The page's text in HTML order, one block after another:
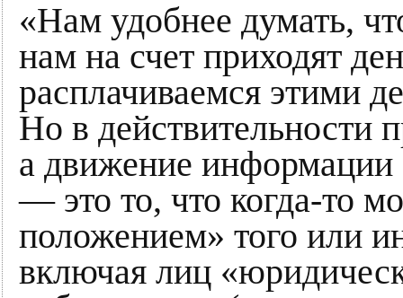
«Нам удобнее думать,
нам на счет приходят
расплачиваемся этими
Но в действительности
а движение информации
— это то, что когда-то
положением» того или
включая лиц